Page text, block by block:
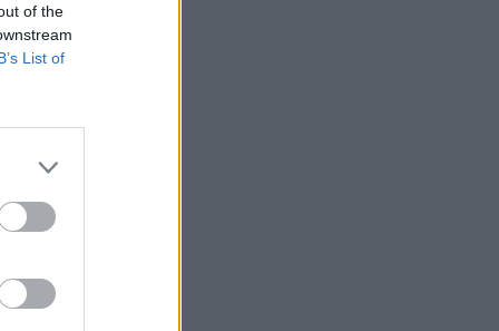
of the
List of